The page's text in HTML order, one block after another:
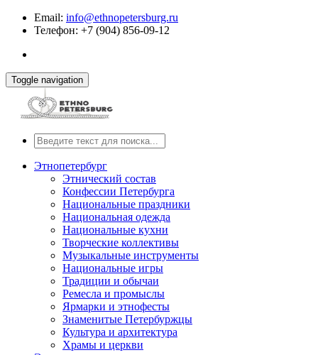
Email: info@ethnopetersburg.ru
Телефон: +7 (904) 856-09-12
Toggle navigation
Этнопетербург
Этнический состав
Конфессии Петербурга
Национальные праздники
Национальная одежда
Национальные кухни
Творческие коллективы
Музыкальные инструменты
Национальные игры
Традиции и обычаи
Ремесла и промыслы
Ярмарки и этнофесты
Знаменитые Петербуржцы
Культура и архитектура
Храмы и церкви